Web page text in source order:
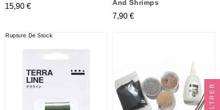
15,90 € And Shrimps
7,90 €
Rupture De Stock
FILTRER